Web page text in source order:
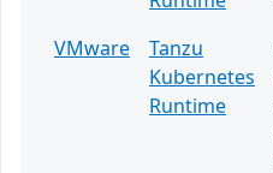
VMware
Tanzu
Kubernetes
Runtime